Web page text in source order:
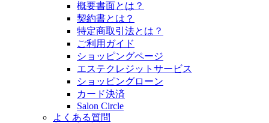
概要書面とは？
契約書とは？
特定商取引法とは？
ご利用ガイド
ショッピングページ
エステクレジットサービス
ショッピングローン
カード決済
Salon Circle
よくある質問